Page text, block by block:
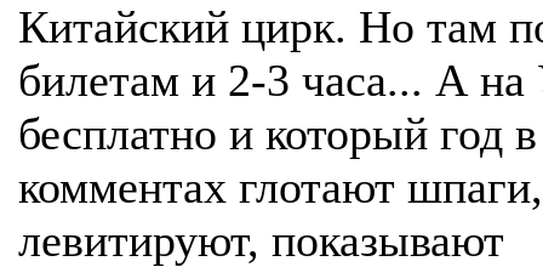
Китайский цирк. Но там
билетам и 2-3 часа... А на
бесплатно и который год в
комментах глотают шпаги,
левитируют, показывают